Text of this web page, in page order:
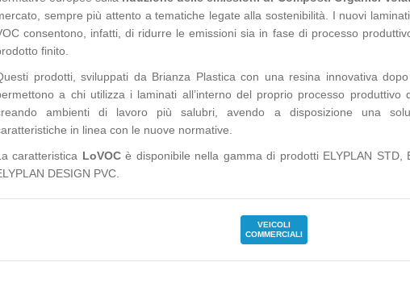
sempre più attento a tematiche legate alla sostenibilità. I nuovi
consentono, infatti, di ridurre le emissioni sia in fase di processo
finito.
prodotti, sviluppati da Brianza Plastica con una resina innovativa
a chi utilizza i laminati all’interno del proprio processo produttivo
ambienti di lavoro più salubri, avendo a disposizione una
in linea con le nuove normative.
caratteristica LoVOCè disponibile nella gamma di prodotti ELYPLAN STD,
DESIGN PVC.
VEICOLI
COMMERCIALI